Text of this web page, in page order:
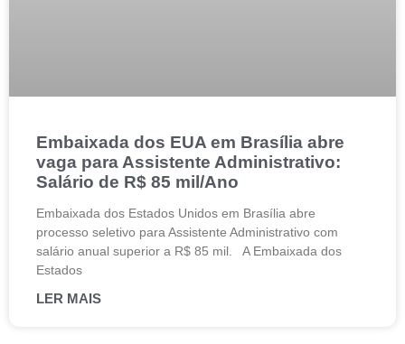
Embaixada dos EUA em Brasília abre
vaga para Assistente Administrativo:
Salário de R$ 85 mil/Ano
Embaixada dos Estados Unidos em Brasília abre
processo seletivo para Assistente Administrativo com
salário anual superior a R$ 85 mil. A Embaixada dos
Estados
LER MAIS